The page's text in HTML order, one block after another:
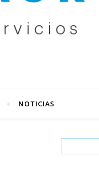
NOTICIAS